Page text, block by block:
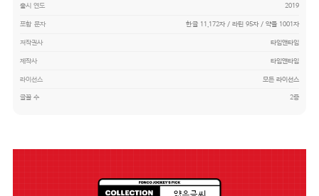
출시 연도 2019
포함 문자 한글 11,172자 / 라틴 95자 / 약물 1001자
저작권사 타입앤타입
제작사 타입앤타입
라이선스 모든 라이선스
글꼴 수 2종